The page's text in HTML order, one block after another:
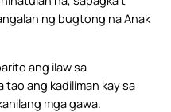
ng bugtong na Anak
ang ilaw sa
ang kadiliman kay sa
mga gawa.